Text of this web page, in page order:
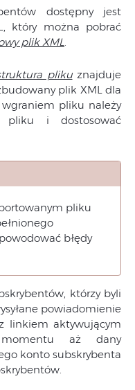
dostępny jest
który można pobrać
plik XML.
plikuznajduje
plik XML dla
pliku należy
pliku i dostosować
pliku
błędy
którzy byli
powiadomienie
linkiem aktywującym
aż dany
konto subskrybenta